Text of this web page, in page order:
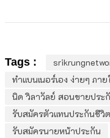
Tags :
ทำแบนเนอร์เอง ง่ายๆ ภา
นิด วิลาวัลย์ สอนขายประ
รับสมัครตัวแทนประกันชีวิต
รับสมัครนายหน้าประกัน